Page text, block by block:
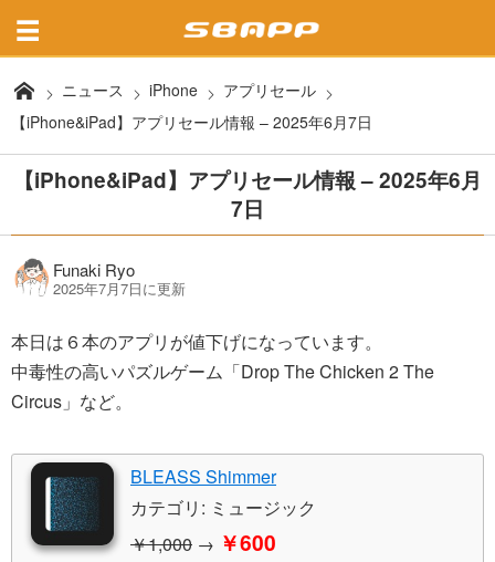
ニュース iPhone
アプリセール
【iPhone&iPad】アプリセール情報 – 2025年6月7日
【iPhone&iPad】アプリセール情報 – 2025年6月
7日
Funaki Ryo
2025年7月7日に更新
本日は６本のアプリが値下げになっています。
中毒性の高いパズルゲーム「Drop The Chicken 2 The
Circus」など。
BLEASS Shimmer
カテゴリ: ミュージック
￥1,000 → ￥600